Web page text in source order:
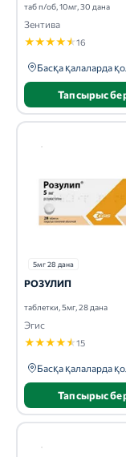
таб п/об, 10мг, 30 дана
Зентива
★★★★★16
Басқа қалаларда
Тапсырыс
5мг 28 дана
РОЗУЛИП
таблетки, 5мг, 28 дана
Эгис
★★★★★15
Басқа қалаларда
Тапсырыс